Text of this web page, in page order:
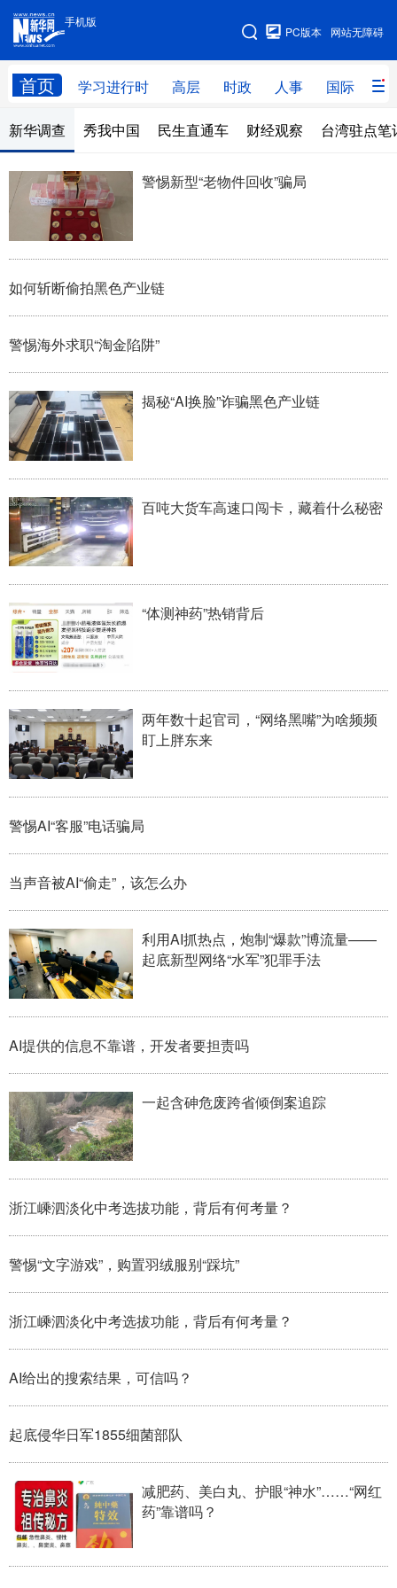
手机版
网站无障碍
PC版本
首页 学习进行时 高层 时政 人事 国际 财
手机版
网站地图
学习进行时 高层 时政 人事
国际
台湾
科技
文化 书画
访谈 视频 图片 政务
法律 中央文件
食品 人居 信息化 数字经济
学术中国
彩票 娱乐 时尚 悦读
公益 一带一路
文化产业
地方频道
北京 天津 河北 山西
辽宁 吉林 上海 江苏
浙江
山东 河南 湖北 湖南
广东 广西
四川 贵州
陕西 甘肃 青海 宁夏
新疆 内蒙古 黑龙江
多语种频道
English Español Français
Русский язык 日本語 한국어
Deutsch Português
新华调查 秀我中国 民生直通车 财经观察 台湾驻点笔
警惕新型“老物件回收”骗局
如何斩断偷拍黑色产业链
警惕海外求职“淘金陷阱”
揭秘“AI换脸”诈骗黑色产业链
百吨大货车高速口闯卡，藏着什么秘密
“体测神药”热销背后
两年数十起官司，“网络黑嘴”为啥频频
盯上胖东来
警惕AI“客服”电话骗局
当声音被AI“偷走”，该怎么办
利用AI抓热点，炮制“爆款”博流量——
起底新型网络“水军”犯罪手法
AI提供的信息不靠谱，开发者要担责吗
一起含砷危废跨省倾倒案追踪
浙江嵊泗淡化中考选拔功能，背后有何考量？
警惕“文字游戏”，购置羽绒服别“踩坑”
浙江嵊泗淡化中考选拔功能，背后有何考量？
AI给出的搜索结果，可信吗？
起底侵华日军1855细菌部队
减肥药、美白丸、护眼“神水”……“网红
药”靠谱吗？